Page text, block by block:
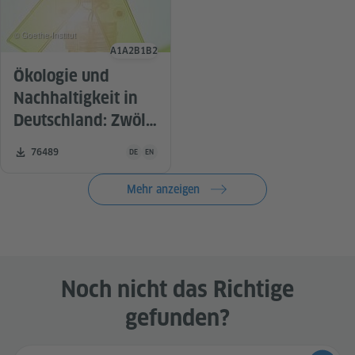
Ökologie und
Nachhaltigkeit in
Deutschland: Zwölf
spannende
Zahl der Downloads:
76489 Unterrichtsmaterial ist in folgenden Sprachen
DE EN
© Goethe-Institut
Sprachniveau
A1A2 B1 B2
Mehr anzeigen
Noch nicht das Richtige
gefunden?